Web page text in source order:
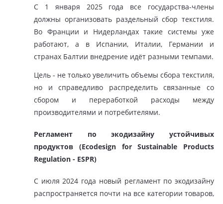
С 1 января 2025 года все государства-члены
должны организовать раздельный сбор текстиля.
Во Франции и Нидерландах такие системы уже
работают, а в Испании, Италии, Германии и
странах Балтии внедрение идёт разными темпами.
Цель - не только увеличить объемы сбора текстиля,
но и справедливо распределить связанные со
сбором и переработкой расходы между
производителями и потребителями.
Регламент по экодизайну устойчивых
продуктов (Ecodesign for Sustainable Products
Regulation - ESPR)
С июля 2024 года новый регламент по экодизайну
распространяется почти на все категории товаров,